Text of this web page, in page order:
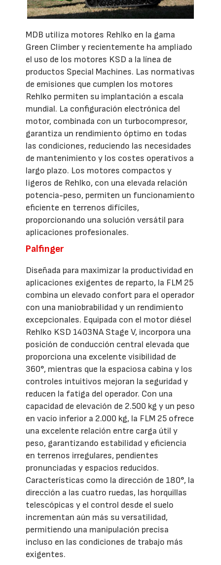
MDB utiliza motores Rehlko en la gama
Green Climber y recientemente ha ampliado
el uso de los motores KSD a la línea de
productos Special Machines. Las normativas
de emisiones que cumplen los motores
Rehlko permiten su implantación a escala
mundial. La configuración electrónica del
motor, combinada con un turbocompresor,
garantiza un rendimiento óptimo en todas
las condiciones, reduciendo las necesidades
de mantenimiento y los costes operativos a
largo plazo. Los motores compactos y
ligeros de Rehlko, con una elevada relación
potencia-peso, permiten un funcionamiento
eficiente en terrenos difíciles,
proporcionando una solución versátil para
aplicaciones profesionales.
Palfinger
Diseñada para maximizar la productividad en
aplicaciones exigentes de reparto, la FLM 25
combina un elevado confort para el operador
con una maniobrabilidad y un rendimiento
excepcionales. Equipada con el motor diésel
Rehlko KSD 1403NA Stage V, incorpora una
posición de conducción central elevada que
proporciona una excelente visibilidad de
360°, mientras que la espaciosa cabina y los
controles intuitivos mejoran la seguridad y
reducen la fatiga del operador. Con una
capacidad de elevación de 2.500 kg y un peso
en vacío inferior a 2.000 kg, la FLM 25 ofrece
una excelente relación entre carga útil y
peso, garantizando estabilidad y eficiencia
en terrenos irregulares, pendientes
pronunciadas y espacios reducidos.
Características como la dirección de 180°, la
dirección a las cuatro ruedas, las horquillas
telescópicas y el control desde el suelo
incrementan aún más su versatilidad,
permitiendo una manipulación precisa
incluso en las condiciones de trabajo más
exigentes.